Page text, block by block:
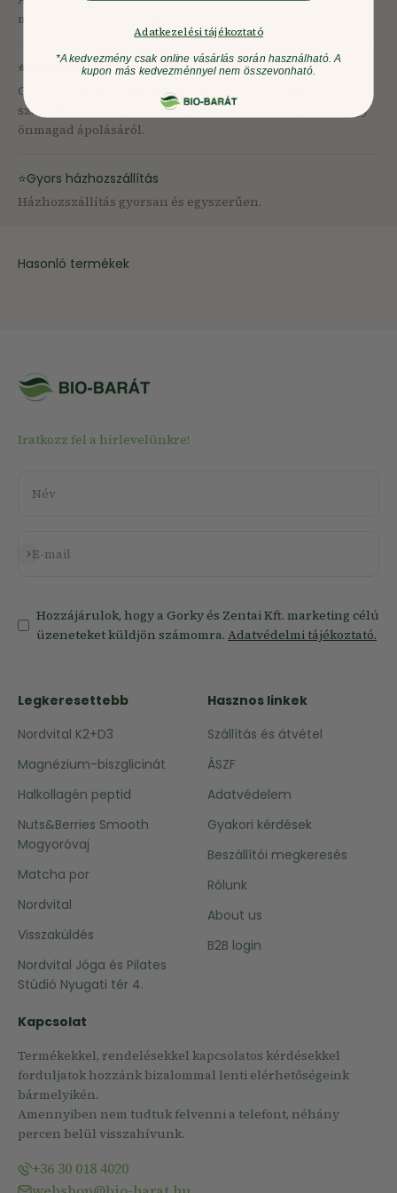
minőségű alapanyagokból készül.
⭐Megbízható minőség
Olyan termékeket kínálunk, amelyekre nap mint nap
számíthatsz – legyen szó táplálkozásról, egészségről vagy
önmagad ápolásáról.
⭐Gyors házhozszállítás
Házhozszállítás gyorsan és egyszerűen.
Hasonló termékek
Iratkozz fel a hírlevelünkre!
Név
E-mail
Feliratkozás
Hozzájárulok, hogy a Gorky és Zentai Kft. marketing célú
üzeneteket küldjön számomra. Adatvédelmi tájékoztató.
Legkeresettebb
Nordvital K2+D3
Magnézium-biszglicinát
Halkollagén peptid
Nuts&Berries Smooth
Mogyoróvaj
Matcha por
Nordvital
Visszaküldés
Nordvital Jóga és Pilates
Stúdió Nyugati tér 4.
Hasznos linkek
Szállítás és átvétel
ÁSZF
Adatvédelem
Gyakori kérdések
Beszállítói megkeresés
Rólunk
About us
B2B login
Kapcsolat
Termékekkel, rendelésekkel kapcsolatos kérdésekkel
forduljatok hozzánk bizalommal lenti elérhetőségeink
bármelyikén.
Amennyiben nem tudtuk felvenni a telefont, néhány
percen belül visszahívunk.
+36 30 018 4020
Adatkezelési tájékoztató
*A kedvezmény csak online vásárlás során használható. A
kupon más kedvezménnyel nem összevonható.